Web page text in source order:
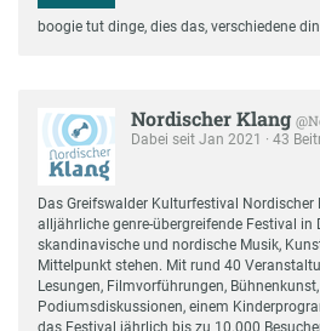
boogie tut dinge, dies das, verschiedene
Nordischer Klang
Dabei seit Jan 2021 · 43
Das Greifswalder Kulturfestival
alljährliche genre-übergreifende Festival in
skandinavische und nordische Musik,
Mittelpunkt stehen. Mit rund 40
Lesungen, Filmvorführungen,
Podiumsdiskussionen, einem
das Festival jährlich bis zu 10.000